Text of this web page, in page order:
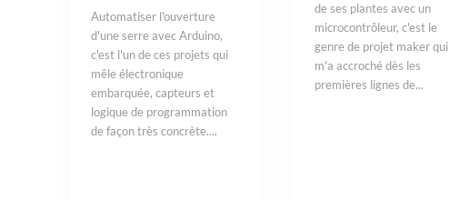
Automatiser l'ouverture
d'une serre avec Arduino,
c'est l'un de ces projets qui
mêle électronique
embarquée, capteurs et
logique de programmation
de façon très concrète....
de ses plantes avec un
microcontrôleur, c'est le
genre de projet maker qui
m'a accroché dès les
premières lignes de...